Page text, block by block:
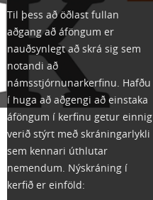
Til þess að öðlast fullan
aðgang að áföngum er
nauðsynlegt að skrá sig sem
notandi að
námsstjórnunarkerfinu. Hafðu
í huga að aðgengi að einstaka
áföngum í kerfinu getur einnig
verið stýrt með skráningarlykli
sem kennari úthlutar
nemendum. Nýskráning í
kerfið er einföld: